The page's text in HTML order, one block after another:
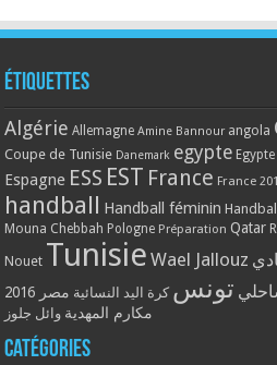
Étiquettes
Algérie Allemagne Amine Bannour angola
Coupe de Tunisie Danemark egypte
Espagne ESS EST France France
handball Handball féminin
Mouna Chebbah Pologne Préparation Qatar
Nouet Tunisie Wael Jallouz
تونس كرة اليد النسائية مصر 2016
مكارم المهدية وائل جلوز
Catégories